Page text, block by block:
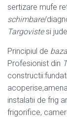
sertizare mufe
schimbare/
Targovistesi
Principiul de baza
Profesionist din
instalatii de frig
frigorifice,